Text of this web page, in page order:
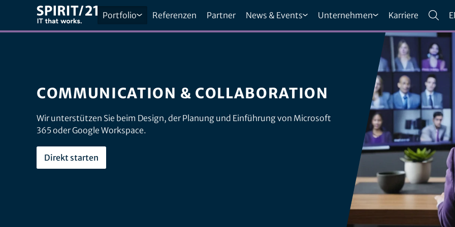
Portfolio Referenzen Partner News & Events Unternehmen Karriere
COMMUNICATION & COLLABORATION
Wir unterstützen Sie beim Design, der Planung und Einführung von Microsoft
365 oder Google Workspace.
Direkt starten